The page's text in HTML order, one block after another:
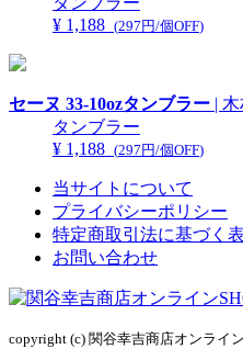
¥ 1,188 (297円/個OFF)
セーヌ 33-10ozタンブラー |
タンブラー
¥ 1,188 (297円/個OFF)
当サイトについて
プライバシーポリシー
特定商取引法に基づく
お問い合わせ
copyright (c) 関谷幸吉商店オンライ